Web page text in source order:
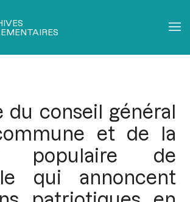
du conseil général
et de la
populaire de
qui annoncent